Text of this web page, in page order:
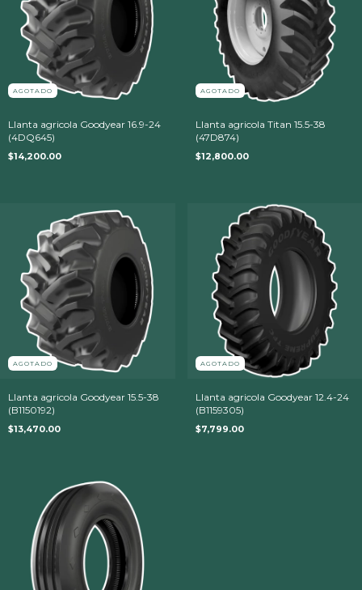
AGOTADO
Llanta agricola Goodyear 16.9-24
(4DQ645)
$14,200.00
AGOTADO
Llanta agricola Titan 15.5-38
(47D874)
$12,800.00
AGOTADO
Llanta agricola Goodyear 15.5-38
(B1150192)
$13,470.00
AGOTADO
Llanta agricola Goodyear 12.4-24
(B1159305)
$7,799.00